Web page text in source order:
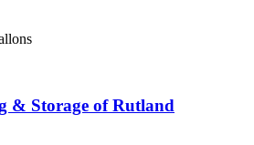
& Storage of Rutland